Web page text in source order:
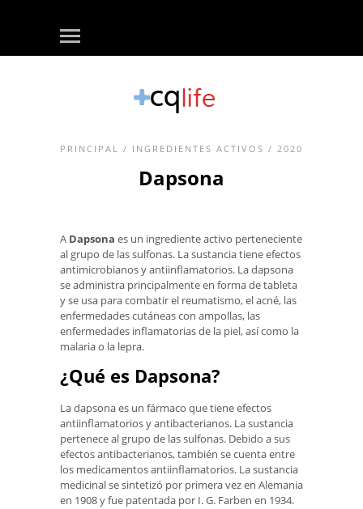
PRINCIPAL / INGREDIENTES ACTIVOS / 2020
Dapsona
A Dapsona es un ingrediente activo perteneciente
al grupo de las sulfonas. La sustancia tiene efectos
antimicrobianos y antiinflamatorios. La dapsona
se administra principalmente en forma de tableta
y se usa para combatir el reumatismo, el acné, las
enfermedades cutáneas con ampollas, las
enfermedades inflamatorias de la piel, así como la
malaria o la lepra.
¿Qué es Dapsona?
La dapsona es un fármaco que tiene efectos
antiinflamatorios y antibacterianos. La sustancia
pertenece al grupo de las sulfonas. Debido a sus
efectos antibacterianos, también se cuenta entre
los medicamentos antiinflamatorios. La sustancia
medicinal se sintetizó por primera vez en Alemania
en 1908 y fue patentada por I. G. Farben en 1934.